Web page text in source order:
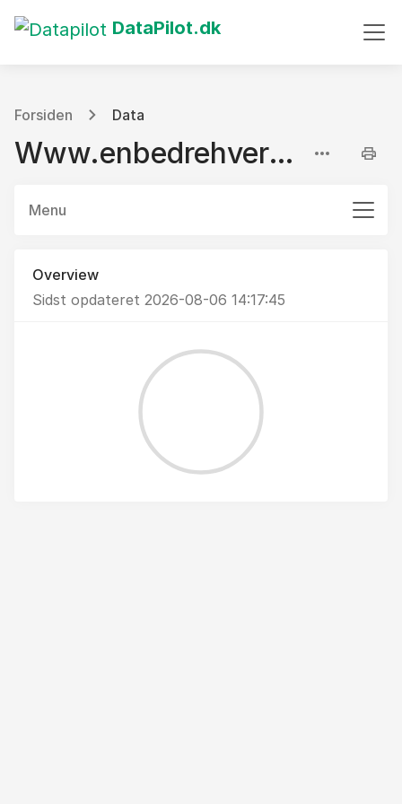
DataPilot.dk
Forsiden Data
Www.enbedrehverdag.dk
Menu
Overview
Sidst opdateret 2026-08-06 14:17:45